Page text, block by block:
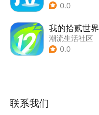
0.0
我的拾贰世界
潮流生活社区
0.0
联系我们